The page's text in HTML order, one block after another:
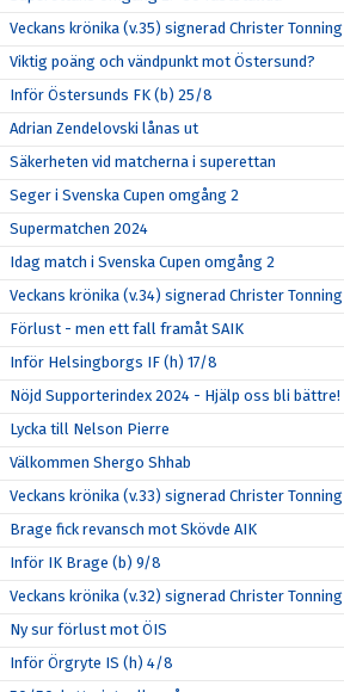
Veckans krönika (v.35) signerad Christer Tonning
Viktig poäng och vändpunkt mot Östersund?
Inför Östersunds FK (b) 25/8
Adrian Zendelovski lånas ut
Säkerheten vid matcherna i superettan
Seger i Svenska Cupen omgång 2
Supermatchen 2024
Idag match i Svenska Cupen omgång 2
Veckans krönika (v.34) signerad Christer Tonning
Förlust - men ett fall framåt SAIK
Inför Helsingborgs IF (h) 17/8
Nöjd Supporterindex 2024 - Hjälp oss bli bättre!
Lycka till Nelson Pierre
Välkommen Shergo Shhab
Veckans krönika (v.33) signerad Christer Tonning
Brage fick revansch mot Skövde AIK
Inför IK Brage (b) 9/8
Veckans krönika (v.32) signerad Christer Tonning
Ny sur förlust mot ÖIS
Inför Örgryte IS (h) 4/8